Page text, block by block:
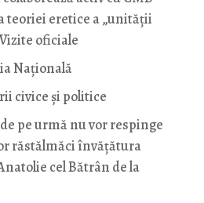
teoriei eretice a „unității
oficiale
Naţională
civice și politice
pe urmă nu vor respinge
răstălmăci învățătura
cel Bătrân de la